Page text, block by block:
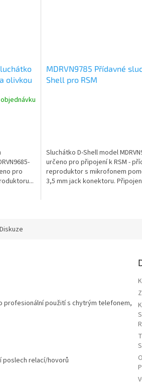
olivkou
pro
MDRVN9785 Přídavné
Shell pro RSM
Sluchátko D-Shell model
určeno pro připojení k RSM -
reproduktor s mikrofonem
3,5 mm jack konektoru.
Diskuze
profesionální použití s chytrým telefonem,
poslech relací/hovorů
S